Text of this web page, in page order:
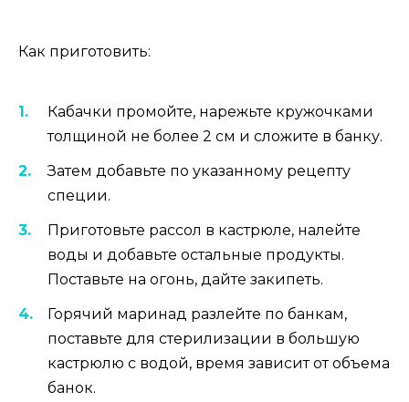
Как приготовить:
Кабачки промойте, нарежьте кружочками
толщиной не более 2 см и сложите в банку.
Затем добавьте по указанному рецепту
специи.
Приготовьте рассол в кастрюле, налейте
воды и добавьте остальные продукты.
Поставьте на огонь, дайте закипеть.
Горячий маринад разлейте по банкам,
поставьте для стерилизации в большую
кастрюлю с водой, время зависит от объема
банок.